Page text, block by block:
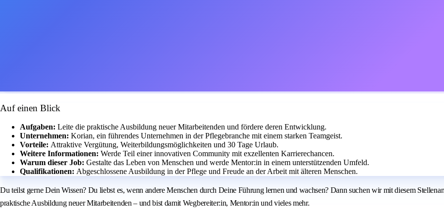
Auf einen Blick
Aufgaben: Leite die praktische Ausbildung neuer Mitarbeitenden und fördere deren Entwicklung.
Unternehmen: Korian, ein führendes Unternehmen in der Pflegebranche mit einem starken Teamgeist.
Vorteile: Attraktive Vergütung, Weiterbildungsmöglichkeiten und 30 Tage Urlaub.
Weitere Informationen: Werde Teil einer innovativen Community mit exzellenten Karrierechancen.
Warum dieser Job: Gestalte das Leben von Menschen und werde Mentor:in in einem unterstützenden Umfeld.
Qualifikationen: Abgeschlossene Ausbildung in der Pflege und Freude an der Arbeit mit älteren Menschen.
Du teilst gerne Dein Wissen? Du liebst es, wenn andere Menschen durch Deine Führung lernen und wachsen? Dann suchen wir mit diesem
praktische Ausbildung neuer Mitarbeitenden – und bist damit Wegbereiter:in, Mentor:in und vieles mehr.